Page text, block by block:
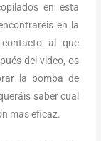
en esta
en la
al que
del video, os
la bomba de
saber cual
mas eficaz.